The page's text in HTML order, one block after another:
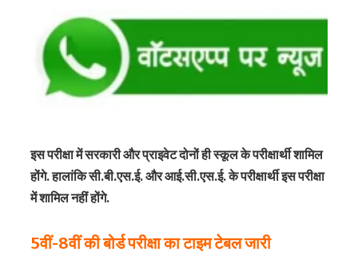
इस परीक्षा में सरकारी और प्राइवेट दोनों ही स्कूल के परीक्षार्थी शामिल
होंगे. हालांकि सी.बी.एस.ई. और आई.सी.एस.ई. के परीक्षार्थी इस परीक्षा
में शामिल नहीं होंगे.
5वीं-8वीं की बोर्ड परीक्षा का टाइम टेबल जारी